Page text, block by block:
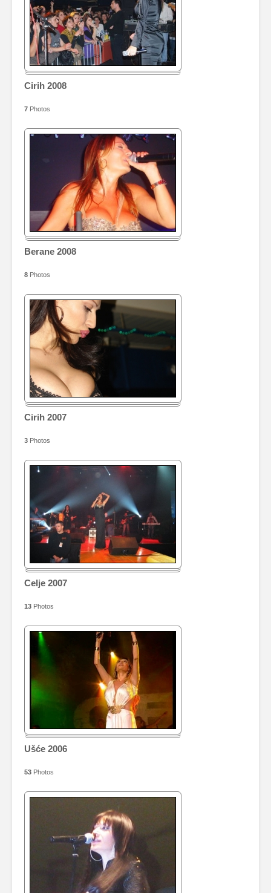
Cirih 2008
7 Photos
Berane 2008
8 Photos
Cirih 2007
3 Photos
Celje 2007
13 Photos
Ušće 2006
53 Photos